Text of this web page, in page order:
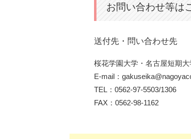
お問い合わせ等は
送付先・問い合わせ先
桜花学園大学・名古屋短期
E-mail：
TEL：0562-97-5503/1306
FAX：0562-98-1162